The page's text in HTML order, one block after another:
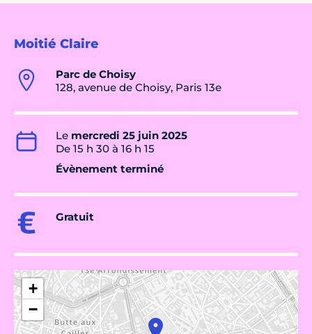
Moitié Claire
Parc de Choisy
128, avenue de Choisy, Paris 13e
Le mercredi 25 juin 2025
De 15 h 30 à 16 h 15
Évènement terminé
Gratuit
+
−